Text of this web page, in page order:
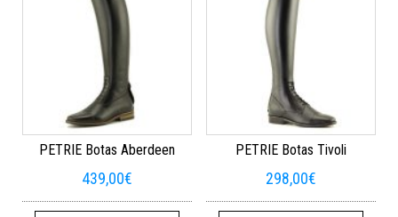
PETRIE Botas Aberdeen
439,00€
PETRIE Botas Tivoli
298,00€